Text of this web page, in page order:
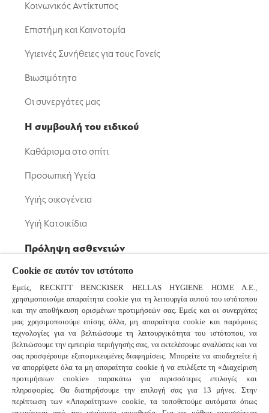
Κοινωνικός Αντίκτυπος
Επιστήμη και Καινοτομία
Υγιεινές Συνήθειες για τους Γονείς
Βιωσιμότητα
Οι συνεργάτες μας
Η συμβουλή του ειδικού
Καθάρισμα στο σπίτι
Προσωπική Υγεία
Υγιής οικογένεια
Υγιή Κατοικίδια
Πρόληψη ασθενειών
Μικρόβια: Βακτήρια και Ιοί
Κορονοϊός
Κοινό Κρυολόγημα και Γρίπη
Συχνές ερωτήσεις
Συνδεθείτε μαζί μας
Cookie σε αυτόν τον ιστότοπο
Εμείς, RECKITT BENCKISER HELLAS HYGIENE HOME A.E.,
χρησιμοποιούμε απαραίτητα cookie για τη λειτουργία αυτού του ιστότοπου
και την αποθήκευση ορισμένων προτιμήσεών σας. Εμείς και οι συνεργάτες
μας χρησιμοποιούμε επίσης άλλα, μη απαραίτητα cookie και παρόμοιες
τεχνολογίες για να βελτιώσουμε τη λειτουργικότητα του ιστότοπου, να
βελτιώσουμε την εμπειρία περιήγησής σας, να εκτελέσουμε αναλύσεις και να
σας προσφέρουμε εξατομικευμένες διαφημίσεις. Μπορείτε να αποδεχτείτε ή
να απορρίψετε όλα τα μη απαραίτητα cookie ή να επιλέξετε τη «Διαχείριση
προτιμήσεων cookie» παρακάτω για περισσότερες επιλογές και
πληροφορίες. Θα διατηρήσουμε την επιλογή σας για 13 μήνες. Στην
περίπτωση των «Απαραίτητων» cookie, τα τοποθετούμε αυτόματα όπως